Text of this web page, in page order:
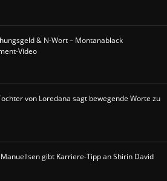
& N-Wort – Montanablack
Video
von Loredana sagt bewegende Worte zu
gibt Karriere-Tipp an Shirin David